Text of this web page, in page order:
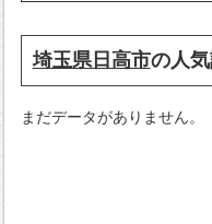
埼玉県日高市の人
まだデータがありません。